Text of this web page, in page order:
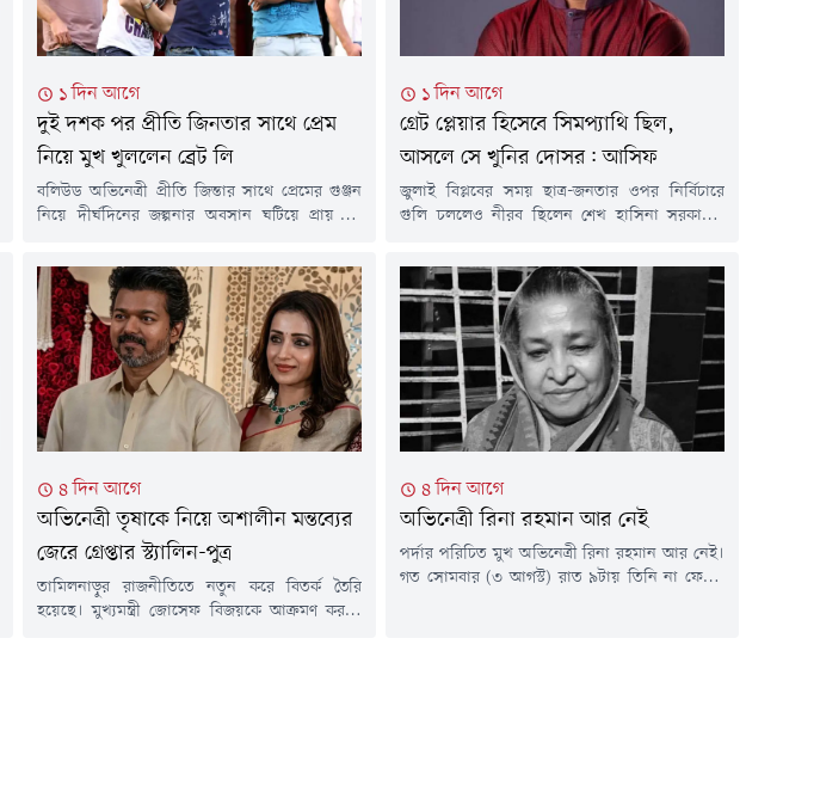
১ দিন আগে
দুই দশক পর প্রীতি জিনতার সাথে প্রেম
নিয়ে মুখ খুললেন ব্রেট লি
বলিউড অভিনেত্রী প্রীতি জিন্তার সাথে প্রেমের গুঞ্জন
নিয়ে দীর্ঘদিনের জল্পনার অবসান ঘটিয়ে প্রায় দুই
ব্রেট লি। তিনি জানিয়েছেন, তাদের মধ্যে কখনোই
কোনো প্রেমের সম্পর্ক ছিল না। বরং তারা অতীতের
মতো এখনও ভালো বন্ধু এবং তাদের বন্ধুত্ব অটুট
রয়েছে।২০০৮ সালে ইন্ডিয়ান প্রিমিয়ার লিগের
(আইপিএল)...
১ দিন আগে
গ্রেট প্লেয়ার হিসেবে সিমপ‍্যাথি ছিল,
আসলে সে খুনির দোসর: আসিফ
জুলাই বিপ্লবের সময় ছাত্র-জনতার ওপর নির্বিচারে
গুলি চললেও নীরব ছিলেন শেখ হাসিনা সরকারের
হাসান। এতে তার প্রতি ক্ষুব্ধ অনেকে। ফ্যসিস্টের
দোসর আখ্যা দিয়ে তাকে জাতীয় দলের বাইরে রাখা
হয় অন্তর্বর্তীকালীন সরকারের সময়।জুলাই বিপ্লবের
সময় ছাত্র-জনতার ওপর সহিংসতার ঘটনায় নীরব
থাকার অভিযোগে শেখ...
৪ দিন আগে
অভিনেত্রী তৃষাকে নিয়ে অশালীন মন্তব্যের
জেরে গ্রেপ্তার স্ট্যালিন-পুত্র
তামিলনাড়ুর রাজনীতিতে নতুন করে বিতর্ক তৈরি
হয়েছে। মুখ্যমন্ত্রী জোসেফ বিজয়কে আক্রমণ করতে
৪ দিন আগে
অভিনেত্রী রিনা রহমান আর নেই
পর্দার পরিচিত মুখ অভিনেত্রী রিনা রহমান আর নেই।
গত সোমবার (৩ আগস্ট) রাত ৯টায় তিনি না ফেরার